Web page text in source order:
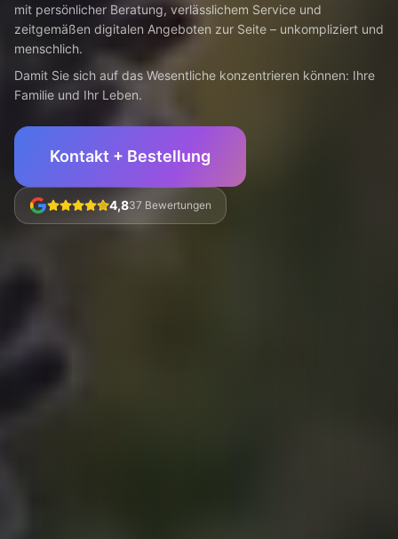
mit persönlicher Beratung, verlässlichem Service und
zeitgemäßen digitalen Angeboten zur Seite – unkompliziert und
menschlich.
Damit Sie sich auf das Wesentliche konzentrieren können: Ihre
Familie und Ihr Leben.
Kontakt + Bestellung
4,837 Bewertungen